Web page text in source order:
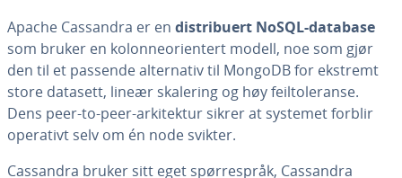
Apache Cassandra er en distribuert NoSQL-database
som bruker en kolonneorientert modell, noe som gjør
den til et passende alternativ til MongoDB for ekstremt
store datasett, lineær skalering og høy feiltoleranse.
Dens peer-to-peer-arkitektur sikrer at systemet forblir
operativt selv om én node svikter.
Cassandra bruker sitt eget spørrespråk, Cassandra